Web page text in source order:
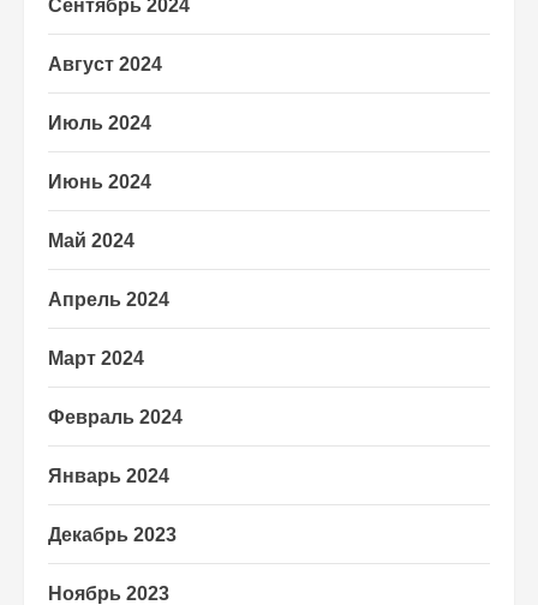
Сентябрь 2024
Август 2024
Июль 2024
Июнь 2024
Май 2024
Апрель 2024
Март 2024
Февраль 2024
Январь 2024
Декабрь 2023
Ноябрь 2023